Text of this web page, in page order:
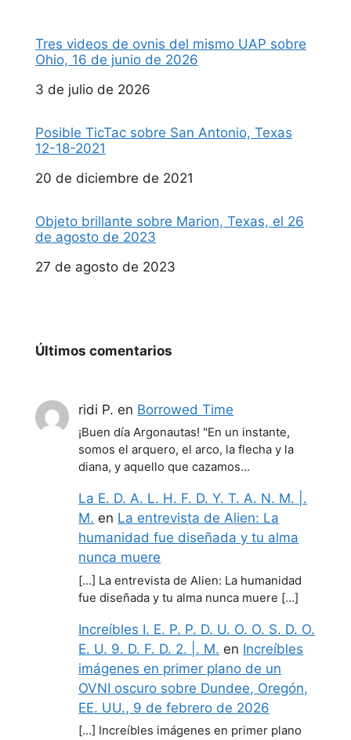
Tres videos de ovnis del mismo UAP sobre
Ohio, 16 de junio de 2026
Fecha
3 de julio de 2026
Posible TicTac sobre San Antonio, Texas
12-18-2021
Fecha
20 de diciembre de 2021
Objeto brillante sobre Marion, Texas, el 26
de agosto de 2023
Fecha
27 de agosto de 2023
Últimos comentarios
ridi P. en Borrowed Time
¡Buen día Argonautas! "En un instante,
somos el arquero, el arco, la flecha y la
diana, y aquello que cazamos…
La E. D. A. L. H. F. D. Y. T. A. N. M. |.
M. en La entrevista de Alien: La
humanidad fue diseñada y tu alma
nunca muere
[…] La entrevista de Alien: La humanidad
fue diseñada y tu alma nunca muere […]
Increíbles I. E. P. P. D. U. O. O. S. D. O.
E. U. 9. D. F. D. 2. |. M. en Increíbles
imágenes en primer plano de un
OVNI oscuro sobre Dundee, Oregón,
EE. UU., 9 de febrero de 2026
[…] Increíbles imágenes en primer plano